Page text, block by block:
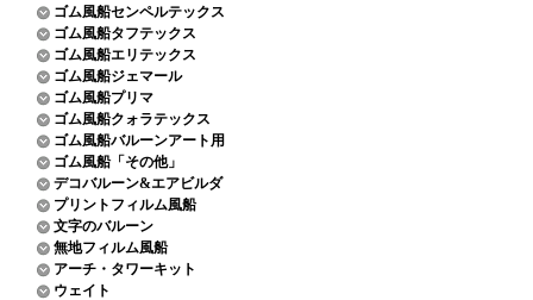
ゴム風船センペルテックス
ゴム風船タフテックス
ゴム風船エリテックス
ゴム風船ジェマール
ゴム風船プリマ
ゴム風船クォラテックス
ゴム風船バルーンアート用
ゴム風船「その他」
デコバルーン&エアビルダ
プリントフィルム風船
文字のバルーン
無地フィルム風船
アーチ・タワーキット
ウェイト